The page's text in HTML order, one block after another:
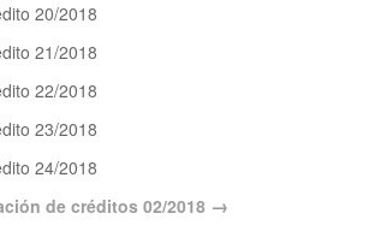
20/2018
21/2018
22/2018
23/2018
24/2018
de créditos 02/2018